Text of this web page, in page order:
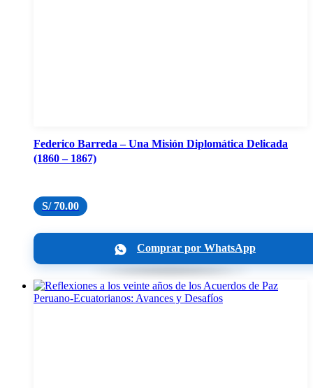
Federico Barreda – Una Misión Diplomática Delicada
(1860 – 1867)
S/70.00
Comprar por WhatsApp